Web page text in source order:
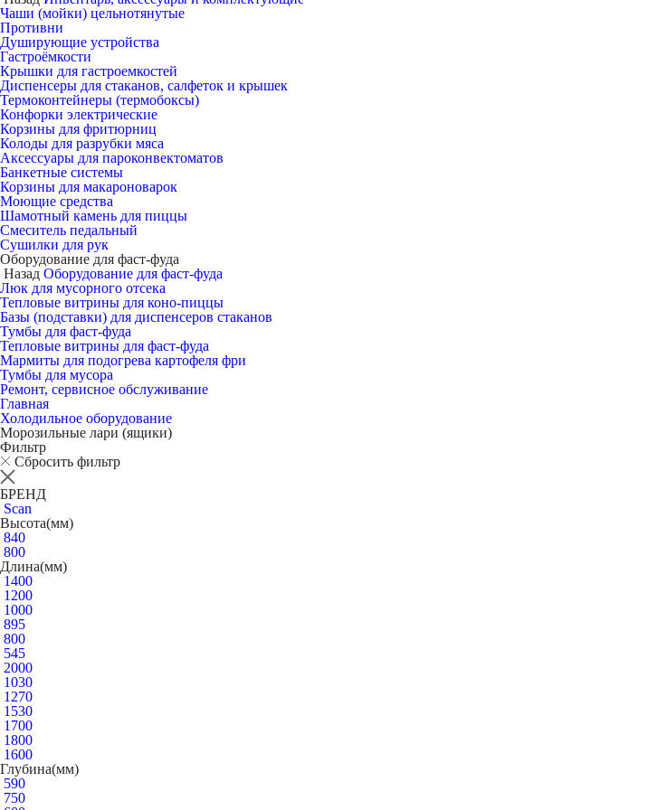
Чаши (мойки) цельнотянутые
Противни
Душирующие устройства
Гастроёмкости
Крышки для гастроемкостей
Диспенсеры для стаканов, салфеток и крышек
Термоконтейнеры (термобоксы)
Конфорки электрические
Корзины для фритюрниц
Колоды для разрубки мяса
Аксессуары для пароконвектоматов
Банкетные системы
Корзины для макароноварок
Моющие средства
Шамотный камень для пиццы
Смеситель педальный
Сушилки для рук
Оборудование для фаст-фуда
Назад Оборудование для фаст-фуда
Люк для мусорного отсека
Тепловые витрины для коно-пиццы
Базы (подставки) для диспенсеров стаканов
Тумбы для фаст-фуда
Тепловые витрины для фаст-фуда
Мармиты для подогрева картофеля фри
Тумбы для мусора
Ремонт, сервисное обслуживание
Главная
Холодильное оборудование
Морозильные лари (ящики)
Фильтр
Сбросить фильтр
БРЕНД
Scan
Высота(мм)
840
800
Длина(мм)
1400
1200
1000
895
800
545
2000
1030
1270
1530
1700
1800
1600
Глубина(мм)
590
750